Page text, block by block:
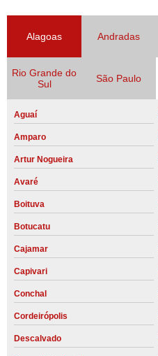
Alagoas Andradas
Rio Grande do
Sul
São Paulo
Aguaí
Amparo
Artur Nogueira
Avaré
Boituva
Botucatu
Cajamar
Capivari
Conchal
Cordeirópolis
Descalvado